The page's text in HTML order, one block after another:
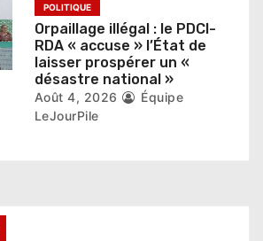
POLITIQUE
Orpaillage illégal : le PDCI-
RDA « accuse » l’État de
laisser prospérer un «
désastre national »
Août 4, 2026
Équipe
LeJourPile